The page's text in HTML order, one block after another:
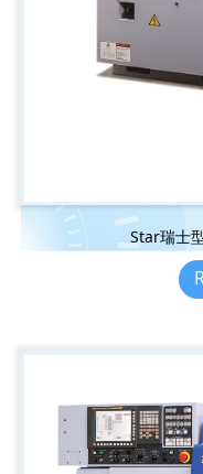
Star瑞士